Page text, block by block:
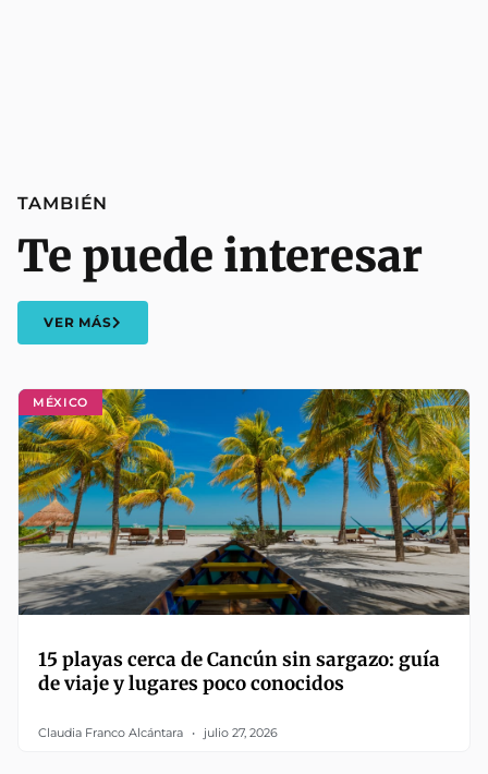
MÉXICO
15 playas cerca de Cancún sin sargazo: guía
de viaje y lugares poco conocidos
Claudia Franco Alcántara julio 27, 2026
TAMBIÉN
Te puede interesar
VER MÁS